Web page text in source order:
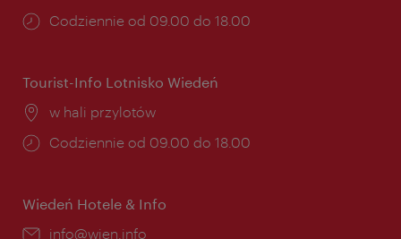
Godziny
Codziennie od 09.00 do 18.00
Tourist-Info Lotnisko Wiedeń
Miejsce:
w hali przylotów
Godziny
Codziennie od 09.00 do 18.00
Wiedeń Hotele & Info
E-
info@wien.info